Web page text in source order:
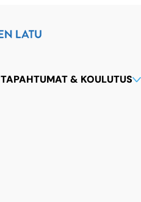
TAPAHTUMAT & KOULUTUS